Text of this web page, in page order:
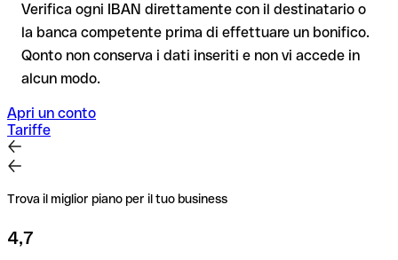
tramite un bonifico di prova.
Consiglio: verifica ogni IBAN prima di un bonifico con il nostro
per importi elevati o nuovi rapporti commerciali.
Verifica ogni IBAN direttamente con il destinatario o
la banca competente prima di effettuare un bonifico.
Qonto non conserva i dati inseriti e non vi accede in
alcun modo.
Apri un conto
Tariffe
Trova il miglior piano per il tuo business
4,7